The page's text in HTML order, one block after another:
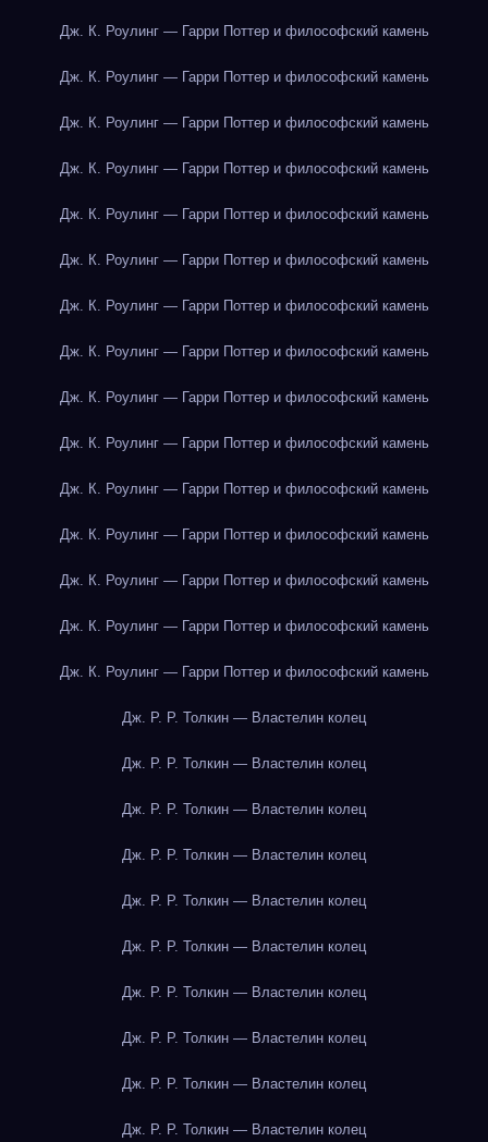
Дж. К. Роулинг — Гарри Поттер и философский камень
Дж. К. Роулинг — Гарри Поттер и философский камень
Дж. К. Роулинг — Гарри Поттер и философский камень
Дж. К. Роулинг — Гарри Поттер и философский камень
Дж. К. Роулинг — Гарри Поттер и философский камень
Дж. К. Роулинг — Гарри Поттер и философский камень
Дж. К. Роулинг — Гарри Поттер и философский камень
Дж. К. Роулинг — Гарри Поттер и философский камень
Дж. К. Роулинг — Гарри Поттер и философский камень
Дж. К. Роулинг — Гарри Поттер и философский камень
Дж. К. Роулинг — Гарри Поттер и философский камень
Дж. К. Роулинг — Гарри Поттер и философский камень
Дж. К. Роулинг — Гарри Поттер и философский камень
Дж. К. Роулинг — Гарри Поттер и философский камень
Дж. К. Роулинг — Гарри Поттер и философский камень
Дж. Р. Р. Толкин — Властелин колец
Дж. Р. Р. Толкин — Властелин колец
Дж. Р. Р. Толкин — Властелин колец
Дж. Р. Р. Толкин — Властелин колец
Дж. Р. Р. Толкин — Властелин колец
Дж. Р. Р. Толкин — Властелин колец
Дж. Р. Р. Толкин — Властелин колец
Дж. Р. Р. Толкин — Властелин колец
Дж. Р. Р. Толкин — Властелин колец
Дж. Р. Р. Толкин — Властелин колец